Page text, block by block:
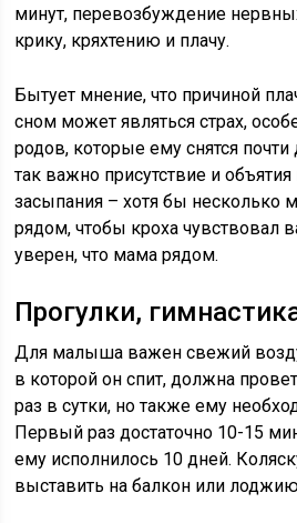
минут, перевозбуждение
крику, кряхтению и плачу.
Бытует мнение, что причиной
сном может являться страх,
родов, которые ему снятся почти
так важно присутствие и
засыпания – хотя бы несколько
рядом, чтобы кроха чувствовал
уверен, что мама рядом.
Прогулки,
Для малыша важен свежий
в которой он спит, должна
раз в сутки, но также ему
Первый раз достаточно 10-15
ему исполнилось 10 дней.
выставить на балкон или